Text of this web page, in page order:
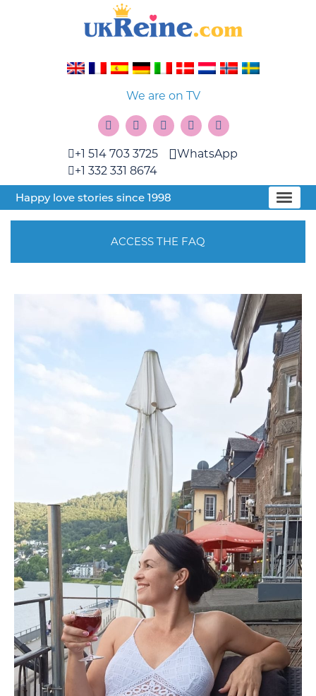
We are on TV
+1 514 703 3725
+1 332 331 8674
WhatsApp
Happy love stories since 1998
ACCESS THE FAQ